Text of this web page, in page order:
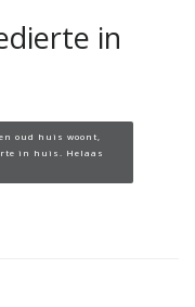
in
oud huis woont,
in huis. Helaas